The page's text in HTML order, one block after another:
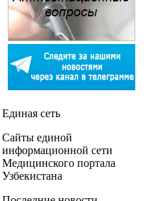
Единая сеть
Сайты единой
информационной сети
Медицинского портала
Узбекистана